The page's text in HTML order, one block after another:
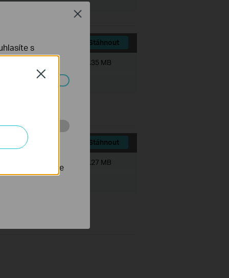
Stáhnout
7.35 MB
Stáhnout
5.27 MB
Close
s
za
nastavit, aby se
Close